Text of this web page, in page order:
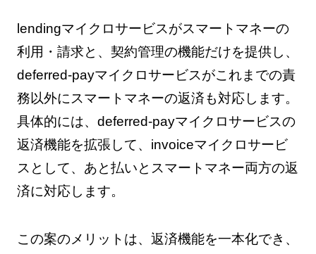
lendingマイクロサービスがスマートマネーの
利用・請求と、契約管理の機能だけを提供し、
deferred-payマイクロサービスがこれまでの責
務以外にスマートマネーの返済も対応します。
具体的には、deferred-payマイクロサービスの
返済機能を拡張して、invoiceマイクロサービ
スとして、あと払いとスマートマネー両方の返
済に対応します。
この案のメリットは、返済機能を一本化でき、